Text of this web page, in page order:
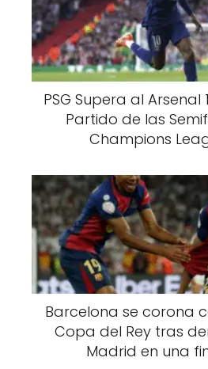
PSG Supera al Arsenal
Partido de las
Champions
Barcelona se corona
Copa del Rey tras
Madrid en una